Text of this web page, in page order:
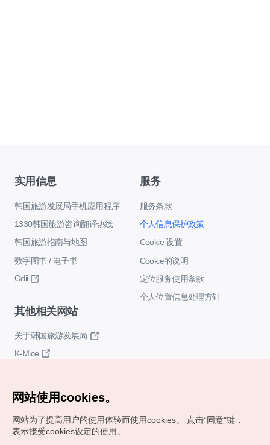
实用信息
韩国旅游发展局手机应用程序
1330韩国旅游咨询翻译热线
韩国旅游指南与地图
数字图书 / 电子书
Odii
服务
服务条款
个人信息保护政策
Cookie 设置
Cookie的说明
定位服务使用条款
个人位置信息处理方针
其他相关网站
关于韩国旅游发展局
K-Mice
网站使用cookies。
网站为了提高用户的使用体验而使用cookies。
点击“同意"键，
表示接受cookies设定的使用。